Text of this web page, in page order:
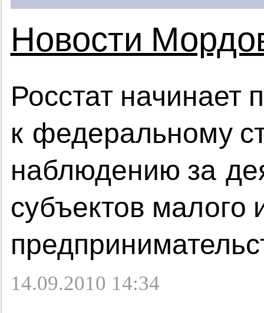
Новости
Росстат начинает
к федеральному
наблюдению за
субъектов малого
14.09.2010 14:34